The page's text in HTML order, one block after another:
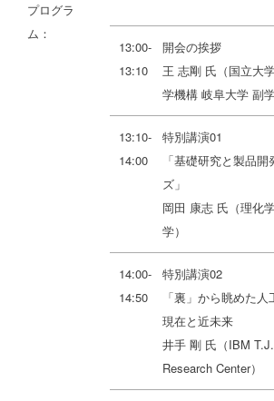
プログラ
ム：
13:00-
13:10
開会の挨拶
王 志剛 氏（国立大
学機構 岐阜大学 副学
13:10-
14:00
特別講演01
「基礎研究と製品
ズ」
岡田 康志 氏（理化
学）
14:00-
14:50
特別講演02
「裏」から眺めた
現在と近未来
井手 剛 氏（IBM
Research Center）